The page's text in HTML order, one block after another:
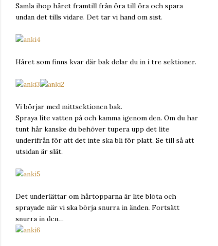
Samla ihop håret framtill från öra till öra och spara
undan det tills vidare. Det tar vi hand om sist.
Håret som finns kvar där bak delar du in i tre sektioner.
Vi börjar med mittsektionen bak.
Spraya lite vatten på och kamma igenom den. Om du har
tunt hår kanske du behöver tupera upp det lite
underifrån för att det inte ska bli för platt. Se till så att
utsidan är slät.
Det underlättar om hårtopparna är lite blöta och
sprayade när vi ska börja snurra in änden. Fortsätt
snurra in den…